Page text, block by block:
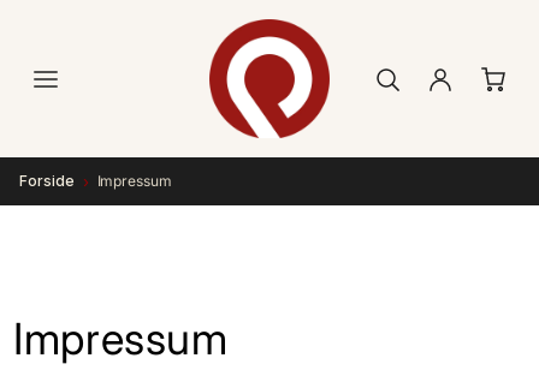
Forside › Impressum
Impressum